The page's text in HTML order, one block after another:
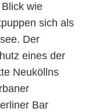
wie
sich als
Der
eines der
Neuköllns
Bar